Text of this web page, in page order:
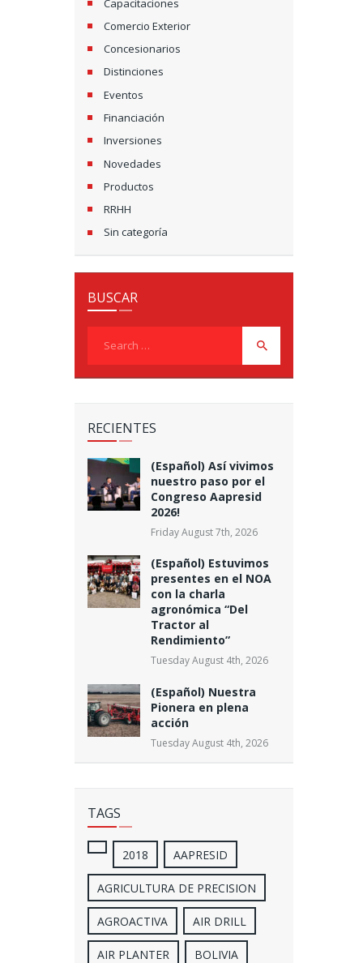
G
A
O
N
Capacitaciones
Comercio Exterior
Concesionarios
Distinciones
Eventos
Financiación
Inversiones
Novedades
Productos
RRHH
Sin categoría
BUSCAR
RECIENTES
(Español) Así vivimos
nuestro paso por el
Congreso Aapresid
2026!
Friday August 7th, 2026
(Español) Estuvimos
presentes en el NOA
con la charla
agronómica “Del
Tractor al
Rendimiento”
Tuesday August 4th, 2026
(Español) Nuestra
Pionera en plena
acción
Tuesday August 4th, 2026
TAGS
2018 AAPRESID
AGRICULTURA DE PRECISION
AGROACTIVA AIR DRILL
AIR PLANTER BOLIVIA